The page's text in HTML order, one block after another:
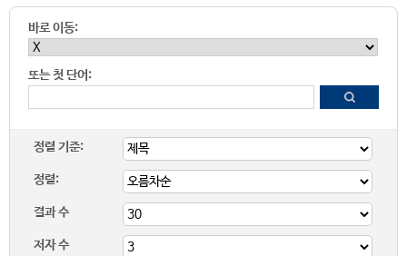
바로 이동:
또는 첫 단어:
정렬 기준:
정렬:
결과 수
저자 수